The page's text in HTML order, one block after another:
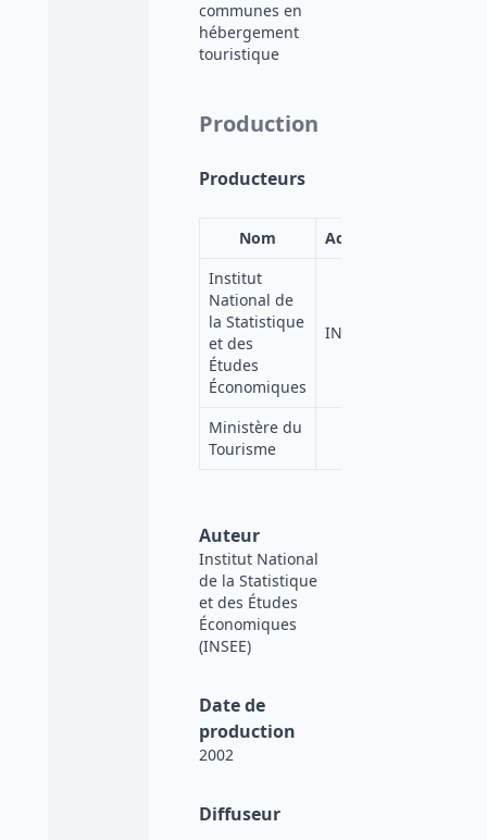
communes en
hébergement
touristique
Production
Producteurs
Nom
Acronyme
Institut
National de
la Statistique
et des
Études
Économiques
INSEE
Ministère du
Tourisme
Auteur
Institut National
de la Statistique
et des Études
Économiques
(INSEE)
Date de
production
2002
Diffuseur